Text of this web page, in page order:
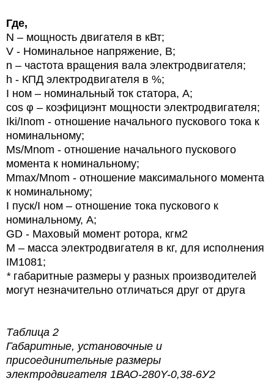
Где,
N – мощность двигателя в кВт;
V - Номинальное напряжение, В;
n – частота вращения вала электродвигателя;
h - КПД электродвигателя в %;
I ном – номинальный ток статора, А;
cos φ – коэфициэнт мощности электродвигателя;
Iki/Inom - отношение начального пускового тока к
номинальному;
Ms/Mnom - отношение начального пускового
момента к номинальному;
Mmax/Mnom - отношение максимального момента
к номинальному;
I пуск/I ном – отношение тока пускового к
номинальному, А;
GD - Маховый момент ротора, кгм2
М – масса электродвигателя в кг, для исполнения
IM1081;
*габаритные размеры у разных производителей
могут незначительно отличаться друг от друга
Таблица 2
Габаритные, установочные и
присоединительные размеры
электродвигателя 1ВАО-280Y-0,38-6У2